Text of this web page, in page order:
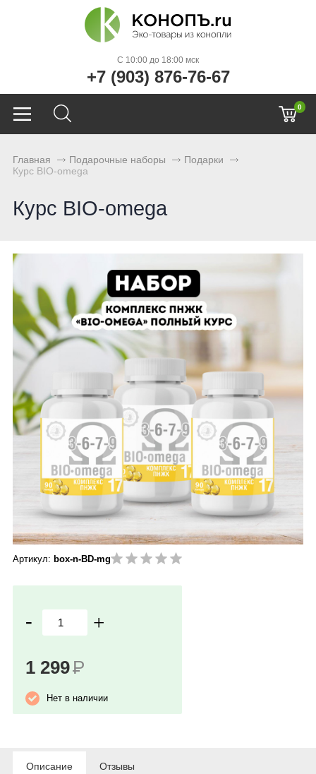
C 10:00 до 18:00 мск
+7 (903) 876-76-67
0
Главная Подарочные наборы
Подарки
Курс BIO-omega
Курс BIO-omega
Артикул: box-n-BD-mg
- +
1 299Р
Нет в наличии
Описание Отзывы